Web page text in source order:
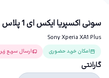
سونی اکسپریا ایکس ای 1 پلاس
Sony Xperia XA1 Plus
امکان خرید حضوری ارسال سریع زیر 3 ساعت
گارانتی